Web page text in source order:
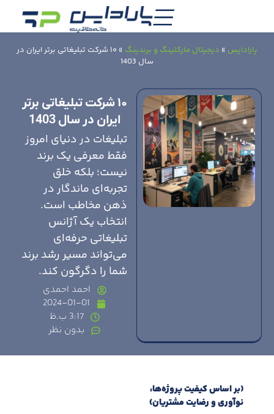
پارادایس » دیجیتال مارکتینگ و برندینگ »
۱۰ شرکت تبلیغاتی برتر ایران در
سال 1403
۱۰ شرکت تبلیغاتی برتر
ایران در سال 1403
تبلیغات در دنیای امروز
فقط معرفی یک برند
نیست؛ بلکه خلق
تجربه‌ای ماندگار در
ذهن مخاطب است.
انتخاب یک آژانس
تبلیغاتی حرفه‌ای
می‌تواند مسیر رشد برند
شما را دگرگون کند.
احمد احمدی
2024-01-01
3:17 ب.ظ
بدون نظر
(بر اساس کیفیت پروژه‌ها،
نوآوری و رضایت مشتریان)